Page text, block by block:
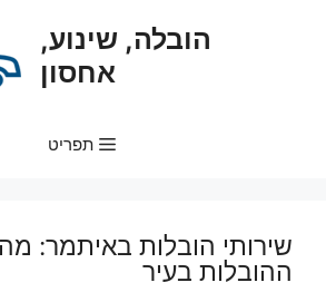
הובלה, שינוע,
אחסון
תפריט
שירותי הובלות באיתמר:
ההובלות בעיר